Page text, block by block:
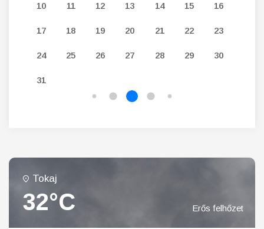
10 11 12 13 14 15 16
17 18 19 20 21 22 23
24 25 26 27 28 29 30
31
Tokaj
32°C Erős felhőzet